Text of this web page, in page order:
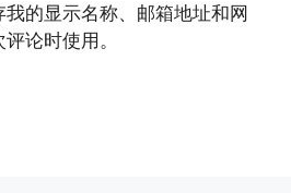
的显示名称、邮箱地址和网
论时使用。